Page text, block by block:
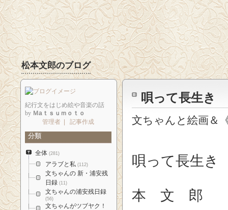
松本文郎のブログ
唄って長生き
文ちゃんと絵画＆
唄って長生き
本 文 郎
紀行文をはじめ絵や音楽の話
by Ｍaｔｓｕｍｏｔｏ
管理者
記事作成
分類
全体 (281)
アラブと私 (112)
文ちゃんの 新・浦安残
日録 (11)
文ちゃんの浦安残日録
(56)
文ちゃんがツブヤク！